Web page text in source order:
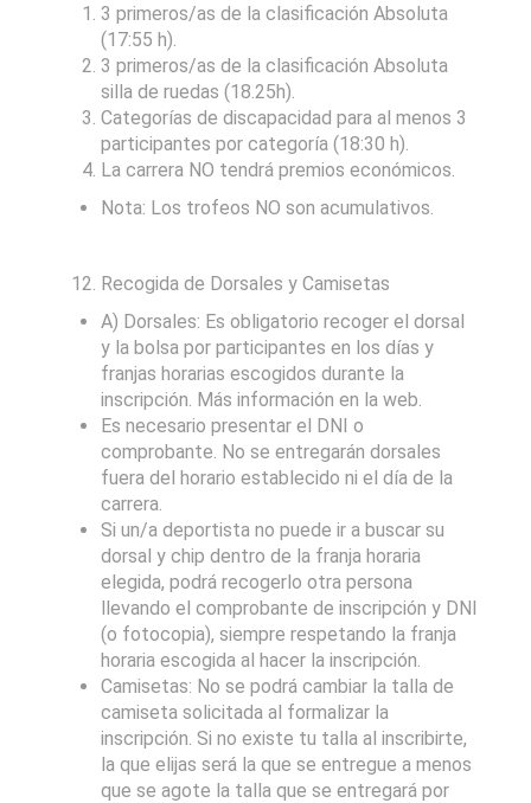
3 primeros/as de la clasificación Absoluta
(17:55 h).
3 primeros/as de la clasificación Absoluta
silla de ruedas (18.25h).
Categorías de discapacidad para al menos 3
participantes por categoría (18:30 h).
La carrera NO tendrá premios económicos.
Nota: Los trofeos NO son acumulativos.
Recogida de Dorsales y Camisetas
A) Dorsales: Es obligatorio recoger el dorsal
y la bolsa por participantes en los días y
franjas horarias escogidos durante la
inscripción. Más información en la web.
Es necesario presentar el DNI o
comprobante. No se entregarán dorsales
fuera del horario establecido ni el día de la
carrera.
Si un/a deportista no puede ir a buscar su
dorsal y chip dentro de la franja horaria
elegida, podrá recogerlo otra persona
llevando el comprobante de inscripción y DNI
(o fotocopia), siempre respetando la franja
horaria escogida al hacer la inscripción.
Camisetas: No se podrá cambiar la talla de
camiseta solicitada al formalizar la
inscripción. Si no existe tu talla al inscribirte,
la que elijas será la que se entregue a menos
que se agote la talla que se entregará por